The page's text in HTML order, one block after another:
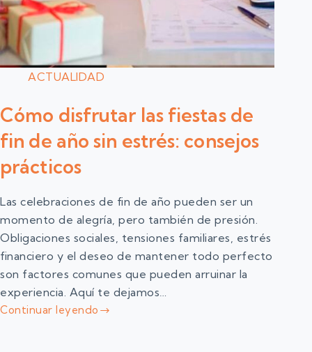
ACTUALIDAD
Cómo disfrutar las fiestas de
fin de año sin estrés: consejos
prácticos
Las celebraciones de fin de año pueden ser un
momento de alegría, pero también de presión.
Obligaciones sociales, tensiones familiares, estrés
financiero y el deseo de mantener todo perfecto
son factores comunes que pueden arruinar la
experiencia. Aquí te dejamos…
Continuar leyendo